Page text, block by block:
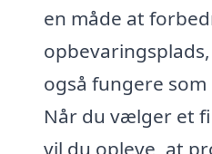
en måde at
også fungere
Når du vælger et